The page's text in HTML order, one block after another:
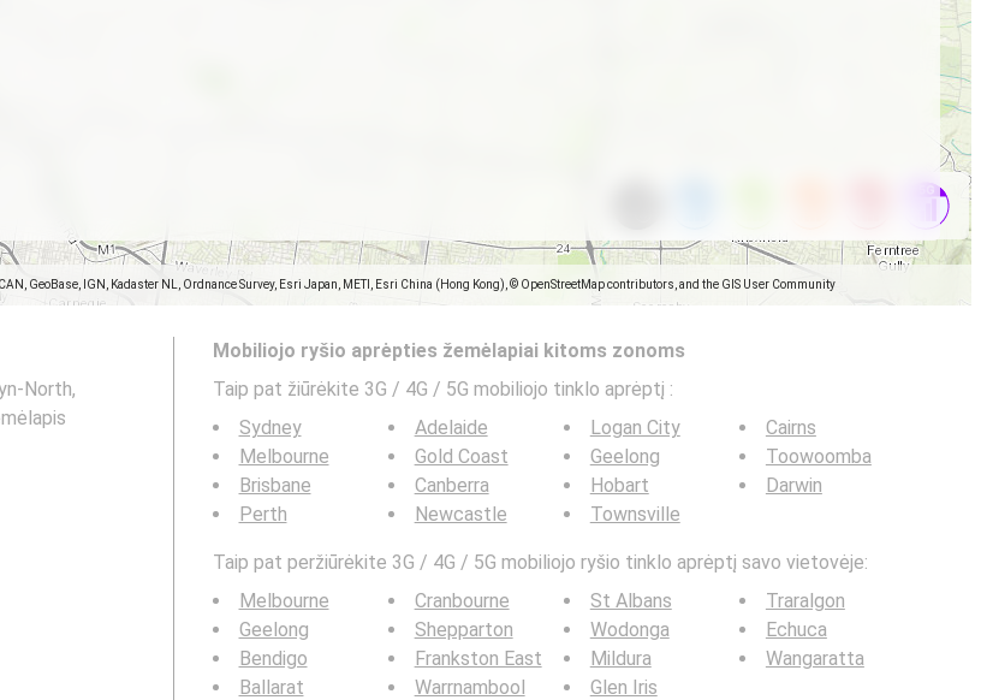
GeoBase, IGN, Kadaster NL, Ordnance Survey, Esri Japan, METI, Esri China (Hong Kong), © OpenStreetMap contributors, and the GIS User Community
North,
Mobiliojo ryšio aprėpties žemėlapiai kitoms zonoms
Taip pat žiūrėkite 3G / 4G / 5G mobiliojo tinklo aprėptį :
Sydney
Melbourne
Brisbane
Perth
Adelaide
Gold Coast
Canberra
Newcastle
Logan City
Geelong
Hobart
Townsville
Cairns
Toowoomba
Darwin
Taip pat peržiūrėkite 3G / 4G / 5G mobiliojo ryšio tinklo aprėptį savo vietovėje:
Melbourne
Geelong
Bendigo
Ballarat
Cranbourne
Shepparton
Frankston East
Warrnambool
St Albans
Wodonga
Mildura
Glen Iris
Traralgon
Echuca
Wangaratta